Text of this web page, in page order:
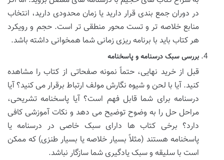
در دوران جمع بندی قرار دارید یا زمان محدودی دارید، انتخاب
منابع خلاصه تر و تست محور منطقی تر است. حجم و رویکرد
هر کتاب باید با برنامه ریزی زمانی شما همخوانی داشته باشد.
بررسی سبک درسنامه و پاسخنامه
قبل از خرید نهایی، حتماً نمونه صفحاتی از کتاب را مشاهده
کنید. آیا با لحن و شیوه نگارش مولف ارتباط برقرار می کنید؟ آیا
درسنامه برای شما قابل فهم است؟ آیا پاسخنامه تشریحی،
مراحل حل را به وضوح توضیح می دهد و نکات آموزشی کافی
دارد؟ برخی کتاب ها دارای سبک خاصی در درسنامه یا
پاسخنامه هستند (مثلاً بسیار خلاصه یا بسیار طنزی) که ممکن
است با سلیقه و سبک یادگیری شما سازگار نباشد.